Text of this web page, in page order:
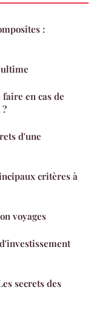
:
en cas de
d'une
critères à
voyages
secrets des